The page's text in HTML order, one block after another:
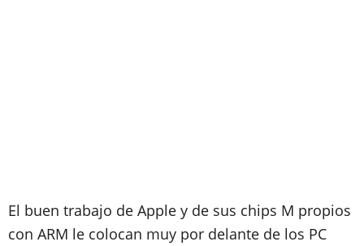
El buen trabajo de Apple y de sus chips M propios
con ARM le colocan muy por delante de los PC